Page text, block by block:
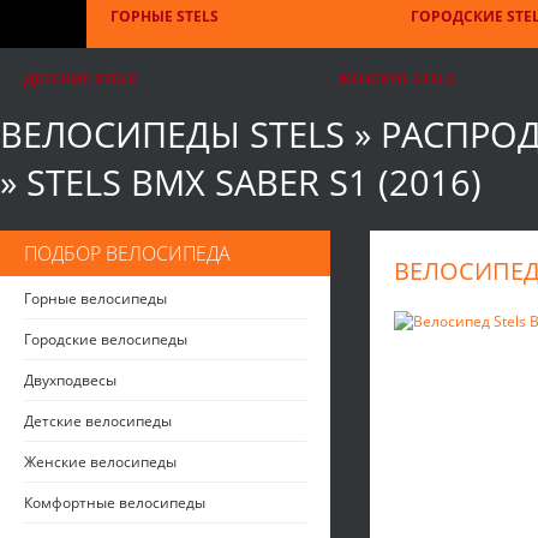
ГОРНЫЕ STELS ГОРОДСКИЕ
ДЕТСКИЕ STELS ЖЕНСКИЕ STELS
ВЕЛОСИПЕДЫ STELS »
» STELS BMX SABER S1 (2016)
ПОДБОР ВЕЛОСИПЕДА
Горные велосипеды
Городские велосипеды
Двухподвесы
Детские велосипеды
Женские велосипеды
Комфортные велосипеды
ВЕЛОСИПЕД